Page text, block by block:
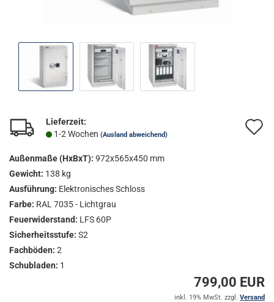
Lieferzeit:
1-2 Wochen (Ausland abweichend)
Außenmaße (HxBxT): 972x565x450 mm
Gewicht: 138 kg
Ausführung: Elektronisches Schloss
Farbe: RAL 7035 - Lichtgrau
Feuerwiderstand: LFS 60P
Sicherheitsstufe: S2
Fachböden: 2
Schubladen: 1
799,00 EUR
inkl. 19% MwSt. zzgl. Versand